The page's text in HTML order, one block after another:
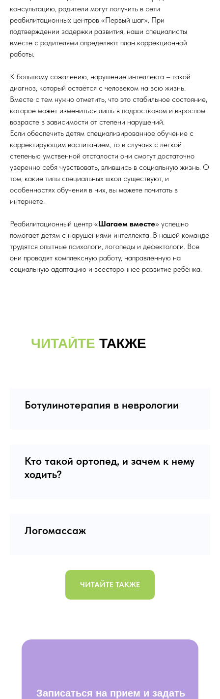
консультацию, родители могут получить в сети
реабилитационных центров «Первый шаг». При
подтверждении задержки развития, наши специалисты
вместе с родителями определяют план коррекционной
работы.
К большому сожалению, нарушение интеллекта – такой
диагноз, который остаётся с человеком на всю жизнь.
Вместе с тем нужно отметить, что это стабильное состояние,
которое может измениться лишь в подростковом и взрослом
возрасте в зависимости от степени нарушений.
Если обеспечить детям специализированное обучение с
корректирующим воспитанием, то в случаях с легкой
степенью умственной отсталости они смогут достаточно
уверенно себя чувствовать, влившись в социальную жизнь. О
том, какие типы специальных школ существуют, и
особенностях обучения в них, вы можете почитать в
интернете.
Реабилитационный центр «Шагаем вместе» успешно
помогает детям с нарушениями интеллекта. В нашей команде
трудятся опытные психологи, логопеды и дефектологи. Все
они проводят комплексную работу, направленную на
социальную адаптацию и всестороннее развитие ребёнка.
ЧИТАЙТЕ ТАКЖЕ
Ботулинотерапия в неврологии
Кто такой ортопед, и зачем к нему
ходить?
Логомассаж
ЧИТАЙТЕ ТАКЖЕ
Записаться на прием и задать